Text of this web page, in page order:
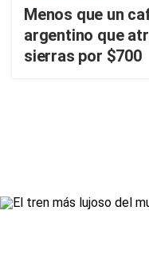
Menos que un
argentino que
sierras por $700